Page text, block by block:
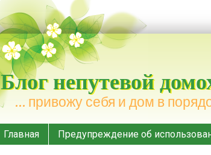
Блог непутевой
… привожу себя и дом в
Наверх
Главная Предупреждение об